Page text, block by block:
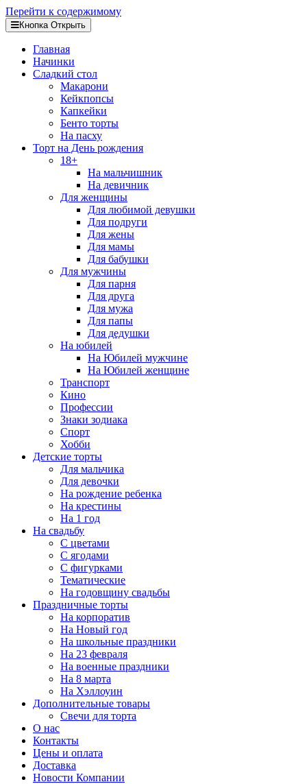
Перейти к содержимому
Кнопка Открыть
Главная
Начинки
Сладкий стол
Макарони
Кейкпопсы
Капкейки
Бенто торты
На пасху
Торт на День рождения
18+
На мальчишник
На девичник
Для женщины
Для любимой девушки
Для подруги
Для жены
Для мамы
Для бабушки
Для мужчины
Для парня
Для друга
Для мужа
Для папы
Для дедушки
На юбилей
На Юбилей мужчине
На Юбилей женщине
Транспорт
Кино
Профессии
Знаки зодиака
Спорт
Хобби
Детские торты
Для мальчика
Для девочки
На рождение ребенка
На крестины
На 1 год
На свадьбу
С цветами
С ягодами
С фигурками
Тематические
На годовщину свадьбы
Праздничные торты
На корпоратив
На Новый год
На школьные праздники
На 23 февраля
На военные праздники
На 8 марта
На Хэллоуин
Дополнительные товары
Свечи для торта
О нас
Контакты
Цены и оплата
Доставка
Новости Компании